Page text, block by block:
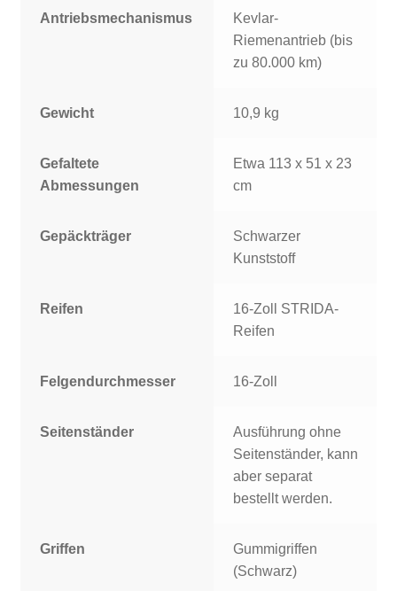
Antriebsmechanismus
Kevlar-
Riemenantrieb (bis
zu 80.000 km)
Gewicht 10,9 kg
Gefaltete
Abmessungen
Etwa 113 x 51 x 23
cm
Gepäckträger
Schwarzer
Kunststoff
Reifen
16-Zoll STRIDA-
Reifen
Felgendurchmesser 16-Zoll
Seitenständer
Ausführung ohne
Seitenständer, kann
aber separat
bestellt werden.
Griffen
Gummigriffen
(Schwarz)